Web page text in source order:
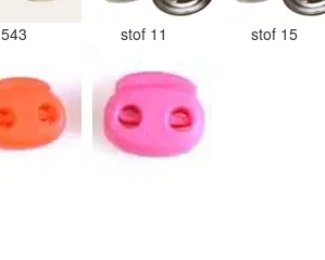
543 stof 11 stof 15